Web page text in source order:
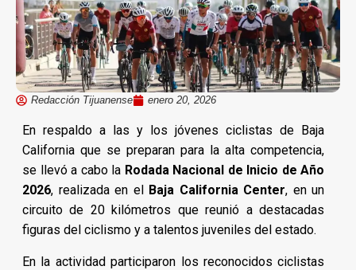
Redacción Tijuanense enero 20, 2026
En respaldo a las y los jóvenes ciclistas de Baja
California que se preparan para la alta competencia,
se llevó a cabo la Rodada Nacional de Inicio de Año
2026, realizada en el Baja California Center, en un
circuito de 20 kilómetros que reunió a destacadas
figuras del ciclismo y a talentos juveniles del estado.
En la actividad participaron los reconocidos ciclistas